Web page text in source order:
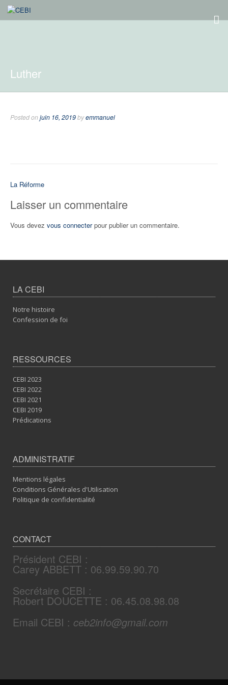
Luther
Posted onjuin 16, 2019byemmanuel
Navigation
de
l’article
La Réforme
Laisser un commentaire
Vous devez vous connecterpour publier un commentaire.
LA CEBI
Notre histoire
Confession de foi
RESSOURCES
CEBI 2023
CEBI 2022
CEBI 2021
CEBI 2019
Prédications
ADMINISTRATIF
Mentions légales
Conditions Générales d'Utilisation
Politique de confidentialité
CONTACT
Président CEBI :
Carey ABBETT : 06.99.59.90.70
Secrétaire CEBI :
Robert DOUCETTE : 06.45.08.98.08
Email CEBI : ceb2info@gmail.com